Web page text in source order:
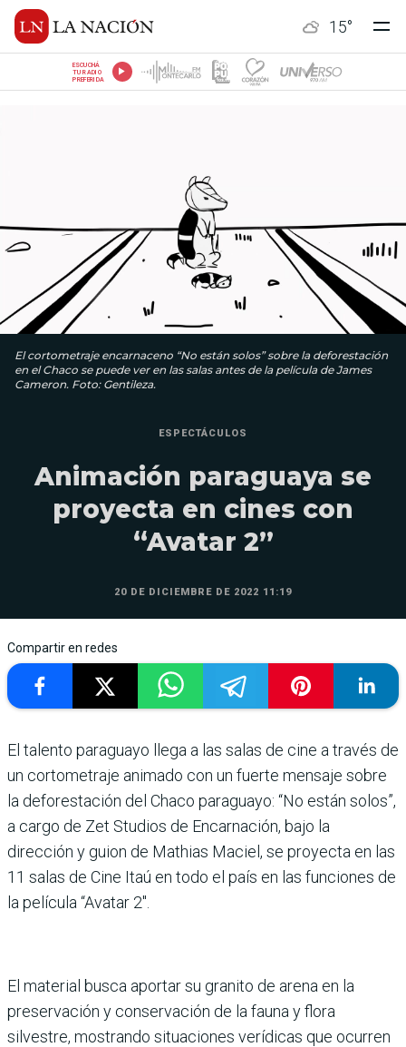
15°
ESCUCHÁ
TU RADIO
PREFERIDA
El cortometraje encarnaceno “No están solos” sobre la deforestación
en el Chaco se puede ver en las salas antes de la película de James
Cameron. Foto: Gentileza.
ESPECTÁCULOS
Animación paraguaya se
proyecta en cines con
“Avatar 2”
20 DE DICIEMBRE DE 2022 11:19
Compartir en redes
El talento paraguayo llega a las salas de cine a través de
un cortometraje animado con un fuerte mensaje sobre
la deforestación del Chaco paraguayo: “No están solos”,
a cargo de Zet Studios de Encarnación, bajo la
dirección y guion de Mathias Maciel, se proyecta en las
11 salas de Cine Itaú en todo el país en las funciones de
la película “Avatar 2″.
El material busca aportar su granito de arena en la
preservación y conservación de la fauna y flora
silvestre, mostrando situaciones verídicas que ocurren